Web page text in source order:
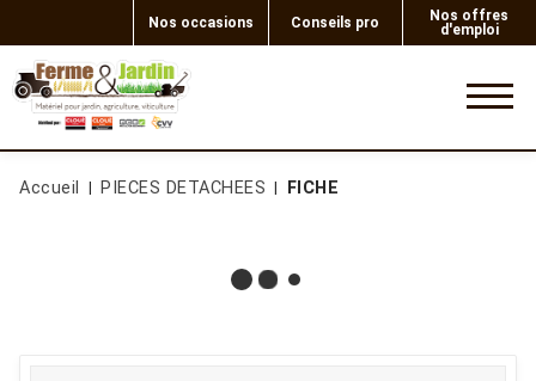
Nos occasions Conseils pro
Nos offres
d'emploi
Accueil PIECES DETACHEES FICHE